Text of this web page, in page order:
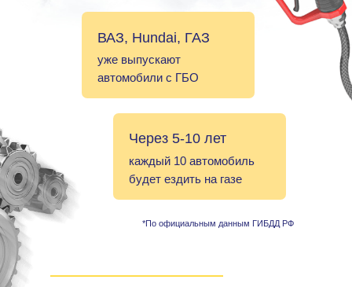
ВАЗ, Hundai, ГАЗ
уже выпускают
автомобили с ГБО
Через 5-10 лет
каждый 10 автомобиль
будет ездить на газе
*По официальным данным ГИБДД РФ